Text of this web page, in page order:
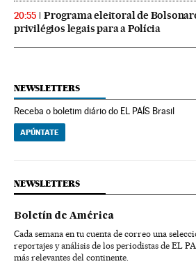
20:55
Programa eleitoral de
privilégios legais para a Polícia
NEWSLETTERS
Receba o boletim diário do EL PAÍS Brasil
APÚNTATE
NEWSLETTERS
Boletín de América
Cada semana en tu cuenta de correo una
reportajes y análisis de los periodistas de EL
más relevantes del continente.